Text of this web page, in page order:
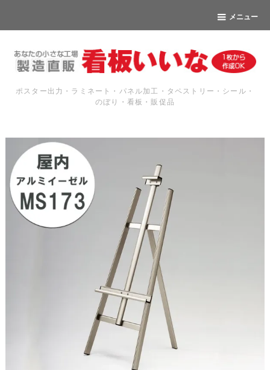
メニュー
ポスター出力・ラミネート・パネル加工・タペストリー・シール・
のぼり・看板・販促品